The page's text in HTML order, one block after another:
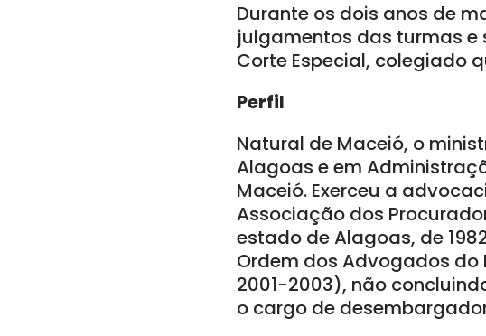
Durante os dois anos de
julgamentos das turmas e
Corte Especial, colegiado
Perfil
Natural de Maceió, o
Alagoas e em
Maceió. Exerceu a
Associação dos
estado de Alagoas, de
Ordem dos Advogados
2001-2003), não
o cargo de